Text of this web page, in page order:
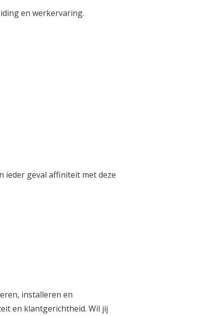
en werkervaring.
ieder geval affiniteit met deze
installeren en
en klantgerichtheid. Wil jij